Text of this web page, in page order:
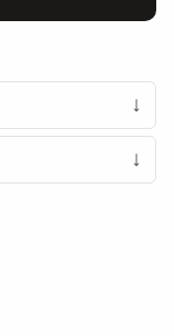
↓
↓